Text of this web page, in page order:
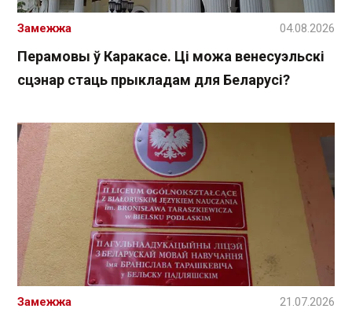
Перамовы ў Каракасе. Ці можа венесуэльскі
сцэнар стаць прыкладам для Беларусі?
Замежжа 04.08.2026
Замежжа 21.07.2026